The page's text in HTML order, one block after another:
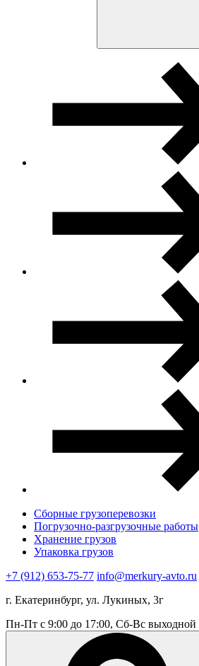
Сборные грузоперевозки
Погрузочно-разгрузочные работы
Хранение грузов
Упаковка грузов
+7 (912) 653-75-77 info@merkury-avto.ru
г. Екатеринбург, ул. Лукиных, 3г
Пн-Пт с 9:00 до 17:00, Сб-Вс выходной